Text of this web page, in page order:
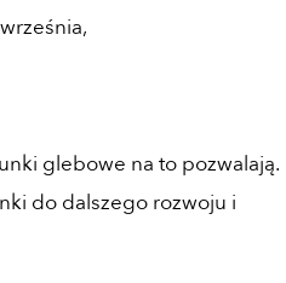
glebowe na to pozwalają.
do dalszego rozwoju i